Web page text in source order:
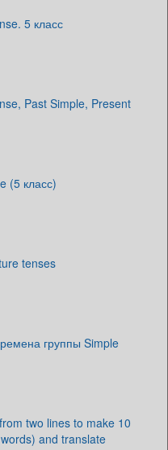
5 класс
Past Simple, Present
(5 класс)
tenses
группы Simple
two lines to make 10
and translate